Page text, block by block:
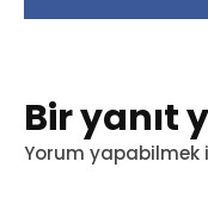
Bir yanıt
Yorum yapabilmek